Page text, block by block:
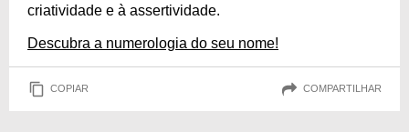
criatividade e à assertividade.
Descubra a numerologia do seu nome!
COPIAR COMPARTILHAR